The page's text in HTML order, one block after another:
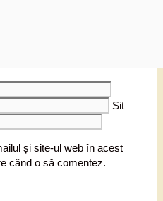
Sit
și site-ul web în acest
când o să comentez.